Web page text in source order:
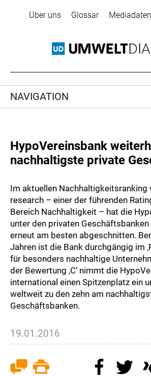
Über uns Glossar Mediadaten
NAVIGATION
HypoVereinsbank
nachhaltigste private
Im aktuellen Nachhaltigkeitsranking
research – einer der führenden
Bereich Nachhaltigkeit – hat die
unter den privaten Geschäftsbanken
erneut am besten abgeschnitten.
Jahren ist die Bank durchgängig im
für besonders nachhaltige
der Bewertung ‚C‘ nimmt die
international einen Spitzenplatz ein
weltweit zu den zehn am
Geschäftsbanken.
19.01.2016